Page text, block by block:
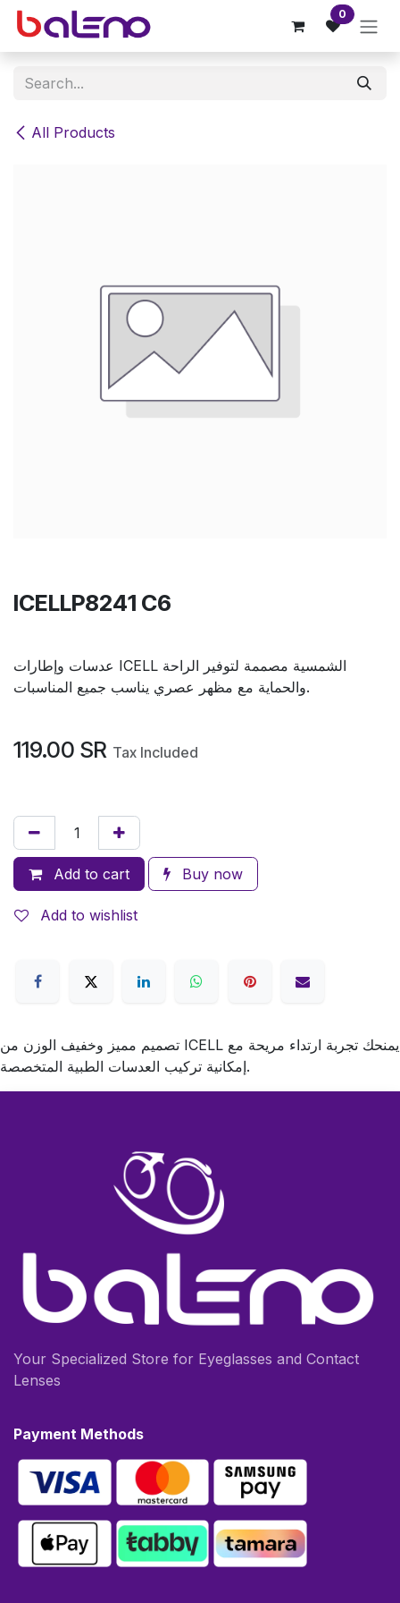
Skip to Content 0
All Products
ICELLP8241 C6
عدسات وإطارات ICELL الشمسية مصممة لتوفير الراحة
والحماية مع مظهر عصري يناسب جميع المناسبات.
119.00 SR Tax Included
Add to cart Buy now
Add to wishlist
تصميم مميز وخفيف الوزن من ICELL يمنحك تجربة ارتداء مريحة مع
إمكانية تركيب العدسات الطبية المتخصصة.
Your Specialized Store for Eyeglasses and Contact
Lenses
Payment Methods